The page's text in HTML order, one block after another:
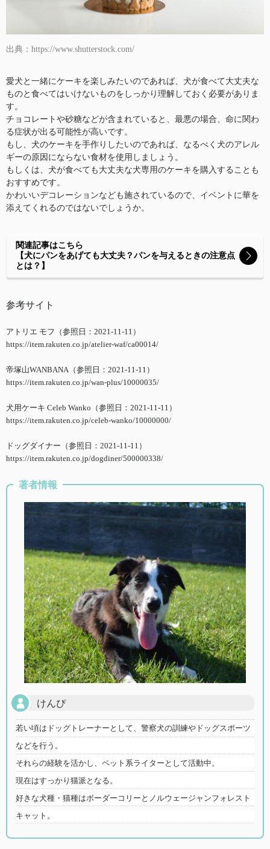
出典：https://www.shutterstock.com/
愛犬と一緒にケーキを楽しみたいのであれば、犬が食べて大丈夫な
ものと食べてはいけないものをしっかり理解しておく必要がありま
す。
チョコレートや砂糖などが含まれていると、最悪の場合、命に関わ
る症状が出る可能性が高いです。
もし、犬のケーキを手作りしたいのであれば、なるべく犬のアレル
ギーの原因にならない食材を使用しましょう。
もしくは、犬が食べても大丈夫な犬専用のケーキを購入することも
おすすめです。
かわいいデコレーションなども施されているので、イベントに華を
添えてくれるのではないでしょうか。
関連記事はこちら
【犬にパンをあげても大丈夫？パンを与えるときの注意点
とは？】
参考サイト
アトリエ モフ（参照日：2021-11-11）
https://item.rakuten.co.jp/atelier-waf/ca00014/
帝塚山WANBANA（参照日：2021-11-11）
https://item.rakuten.co.jp/wan-plus/10000035/
犬用ケーキ Celeb Wanko（参照日：2021-11-11）
https://item.rakuten.co.jp/celeb-wanko/10000000/
ドッグダイナー（参照日：2021-11-11）
https://item.rakuten.co.jp/dogdiner/500000338/
著者情報
けんぴ
若い頃はドッグトレーナーとして、警察犬の訓練やドッグスポーツ
などを行う。
それらの経験を活かし、ペット系ライターとして活動中。
現在はすっかり猫派となる。
好きな犬種・猫種はボーダーコリーとノルウェージャンフォレスト
キャット。